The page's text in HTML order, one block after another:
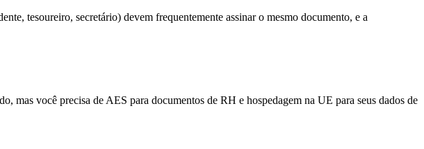
tesoureiro, secretário) devem frequentemente assinar o mesmo documento, e a
mas você precisa de AES para documentos de RH e hospedagem na UE para seus dados de